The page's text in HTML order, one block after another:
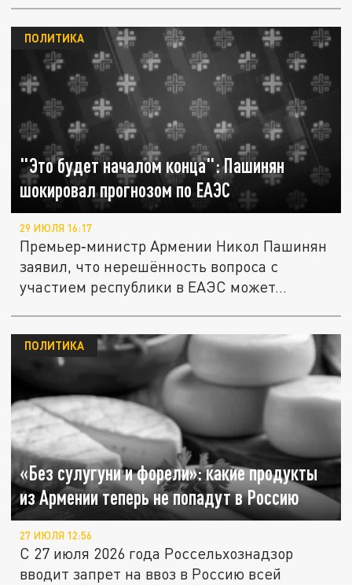
"Это будет началом конца": Пашинян
шокировал прогнозом по ЕАЭС
ПОЛИТИКА
29 ИЮЛЯ 16:17
Премьер‑министр Армении Никол Пашинян
заявил, что нерешённость вопроса с
участием республики в ЕАЭС может...
«Без сулугуни и форели»: какие продукты
из Армении теперь не попадут в Россию
ПОЛИТИКА
27 ИЮЛЯ 12:56
С 27 июля 2026 года Россельхознадзор
вводит запрет на ввоз в Россию всей